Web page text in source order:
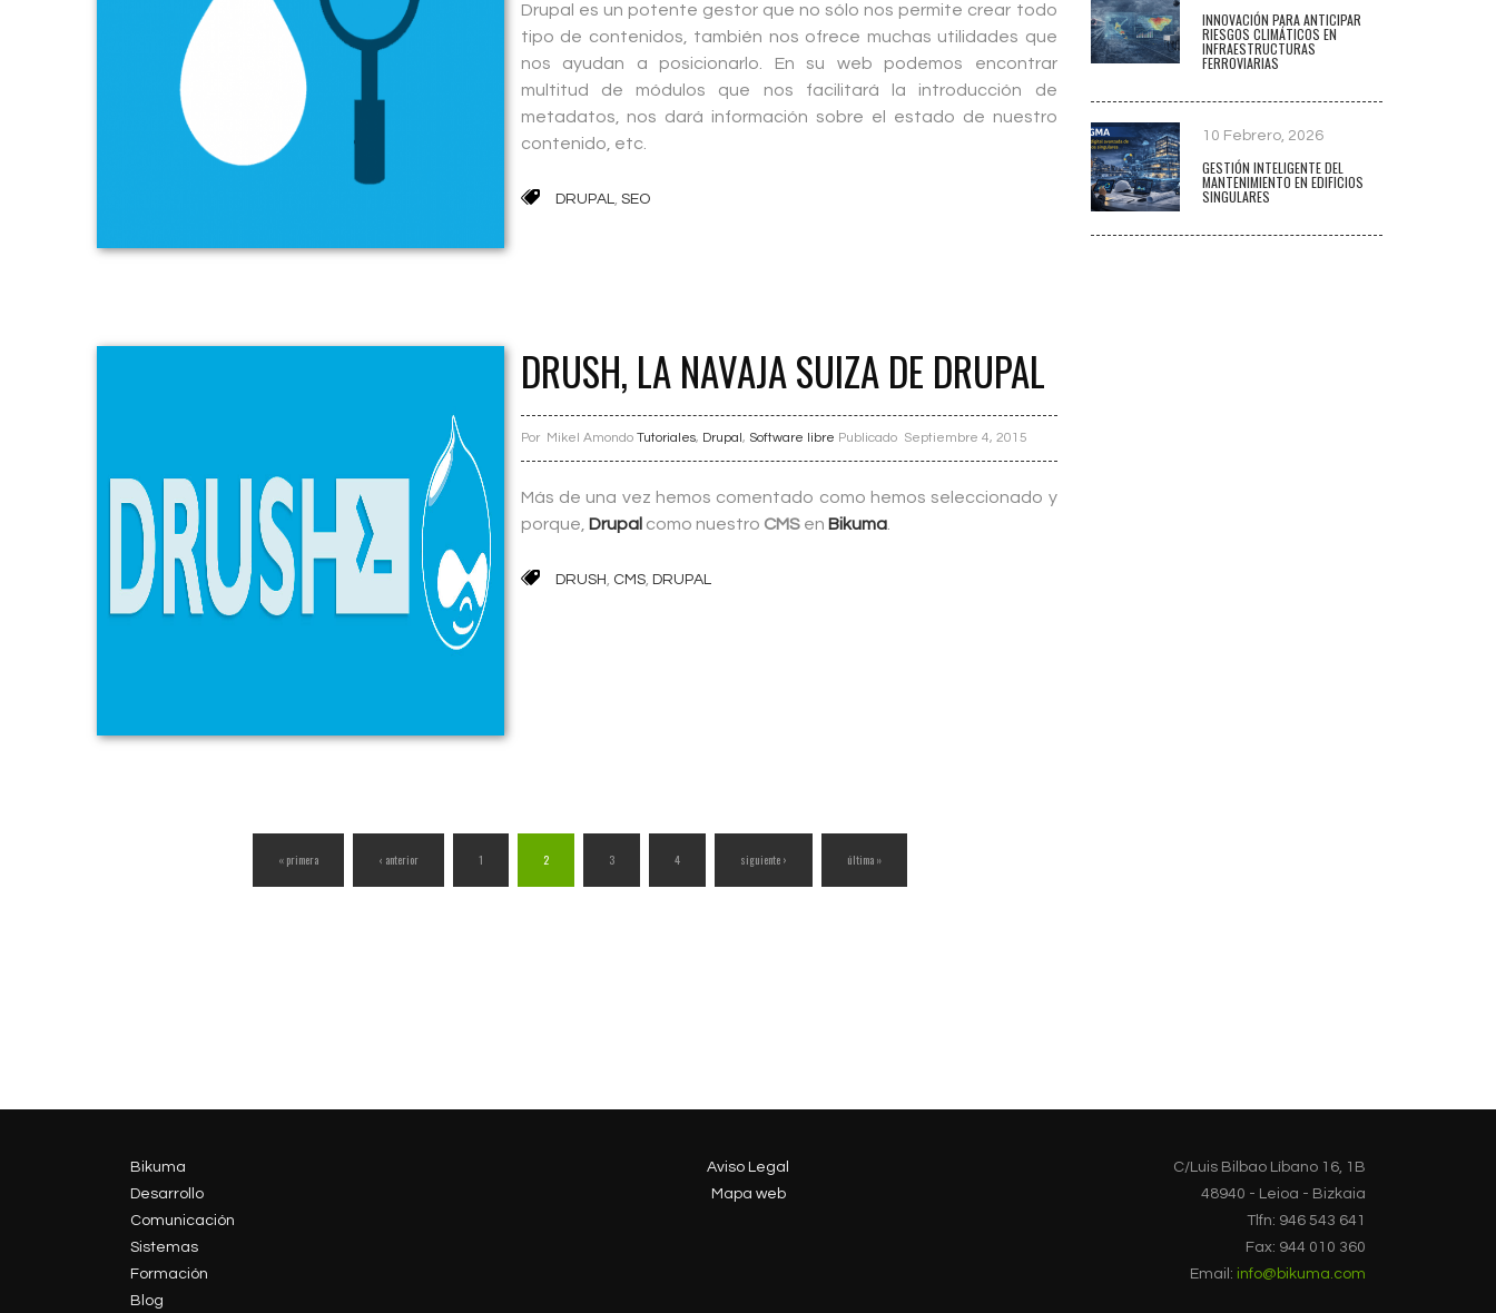
Drupal es un potente gestor que no sólo nos permite crear todo
tipo de contenidos, también nos ofrece muchas utilidades que
nos ayudan a posicionarlo. En su web podemos encontrar
multitud de módulos que nos facilitará la introducción de
metadatos, nos dará información sobre el estado de nuestro
contenido, etc.
DRUPAL, SEO
DRUSH, LA NAVAJA SUIZA DE DRUPAL
Por Mikel Amondo Tutoriales, Drupal, Software libre Publicado Septiembre 4, 2015
Más de una vez hemos comentado como hemos seleccionado y
porque, Drupal como nuestro CMSen Bikuma.
DRUSH , CMS, DRUPAL
« primera ‹ anterior 1 2 3 4 siguiente › última »
INNOVACIÓN PARA ANTICIPAR
RIESGOS CLIMÁTICOS EN
INFRAESTRUCTURAS
FERROVIARIAS
10 Febrero, 2026
GESTIÓN INTELIGENTE DEL
MANTENIMIENTO EN EDIFICIOS
SINGULARES
Bikuma
Desarrollo
Comunicación
Sistemas
Formación
Blog
Aviso Legal
Mapa web
C/Luis Bilbao Líbano 16, 1B
48940 - Leioa - Bizkaia
Tlfn: 946 543 641
Fax: 944 010 360
Email: info@bikuma.com